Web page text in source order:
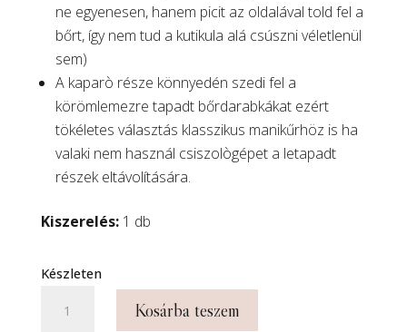
ne egyenesen, hanem picit az oldalával told fel a
bőrt, így nem tud a kutikula alá csúszni véletlenül
sem)
A kaparò része könnyedén szedi fel a
körömlemezre tapadt bőrdarabkákat ezért
tökéletes választás klasszikus manikűrhöz is ha
valaki nem használ csiszològépet a letapadt
részek eltávolítására.
Kiszerelés:1 db
Készleten
fém
Kosárba teszem